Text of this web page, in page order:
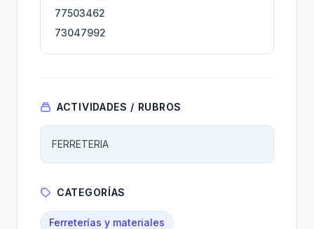
77503462
73047992
ACTIVIDADES / RUBROS
FERRETERIA
CATEGORÍAS
Ferreterías y materiales